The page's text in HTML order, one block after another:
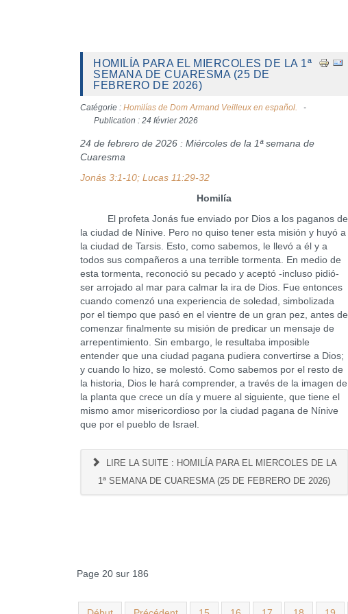
HOMILÍA PARA EL MIERCOLES DE LA 1ª
SEMANA DE CUARESMA (25 DE
FEBRERO DE 2026)
Catégorie : Homilías de Dom Armand Veilleux en español.
Publication : 24 février 2026
24 de febrero de 2026 : Miércoles de la 1ª semana de
Cuaresma
Jonás 3:1-10; Lucas 11:29-32
Homilía
El profeta Jonás fue enviado por Dios a los paganos de
la ciudad de Nínive. Pero no quiso tener esta misión y huyó a
la ciudad de Tarsis. Esto, como sabemos, le llevó a él y a
todos sus compañeros a una terrible tormenta. En medio de
esta tormenta, reconoció su pecado y aceptó -incluso pidió-
ser arrojado al mar para calmar la ira de Dios. Fue entonces
cuando comenzó una experiencia de soledad, simbolizada
por el tiempo que pasó en el vientre de un gran pez, antes de
comenzar finalmente su misión de predicar un mensaje de
arrepentimiento. Sin embargo, le resultaba imposible
entender que una ciudad pagana pudiera convertirse a Dios;
y cuando lo hizo, se molestó. Como sabemos por el resto de
la historia, Dios le hará comprender, a través de la imagen de
la planta que crece un día y muere al siguiente, que tiene el
mismo amor misericordioso por la ciudad pagana de Nínive
que por el pueblo de Israel.
LIRE LA SUITE : HOMILÍA PARA EL MIERCOLES DE LA
1ª SEMANA DE CUARESMA (25 DE FEBRERO DE 2026)
Page 20 sur 186